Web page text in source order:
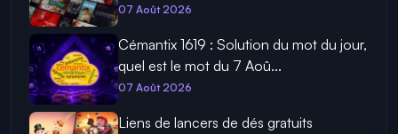
07 Août 2026
Cémantix 1619 : Solution du mot du jour,
quel est le mot du 7 Aoû...
07 Août 2026
Liens de lancers de dés gratuits